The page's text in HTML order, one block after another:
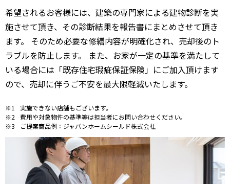
希望されるお客様には、建築の専門家による建物診断を実
施させて頂き、その診断結果を報告書にまとめさせて頂き
ます。 そのため必要な修繕内容が明確化され、売却後のト
ラブルを防止します。 また、お家が一定の基準を満たして
いる場合には「既存住宅瑕疵保証保険」にご加入頂けます
ので、売却に伴うご不安を最大限軽減いたします。
実施できない店舗もございます。
費用や対象物件の基準等は担当者にお問い合わせください。
ご提案商品例：ジャパンホームシールド株式会社